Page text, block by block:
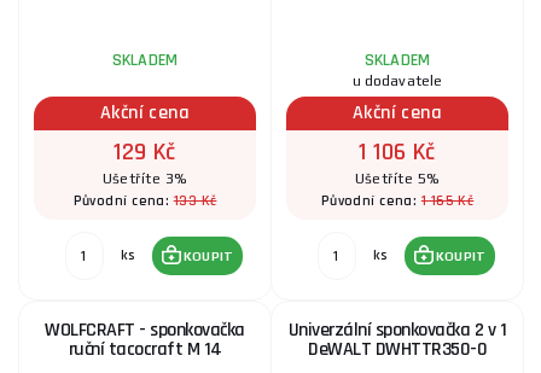
SKLADEM
Akční cena
129 Kč
Ušetříte 3%
Původní cena:133 Kč
ks KOUPIT
SKLADEM
u dodavatele
Akční cena
1 106 Kč
Ušetříte 5%
Původní cena:1 165 Kč
ks KOUPIT
WOLFCRAFT - sponkovačka
ruční tacocraft M 14
Univerzální sponkovačka 2 v 1
DeWALT DWHTTR350-0